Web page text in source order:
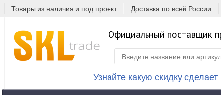
Товары из наличия и под проект Доставка по всей России
Официальный поставщик
Узнайте какую скидку